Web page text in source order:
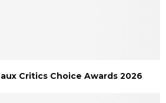
Critics Choice Awards 2026